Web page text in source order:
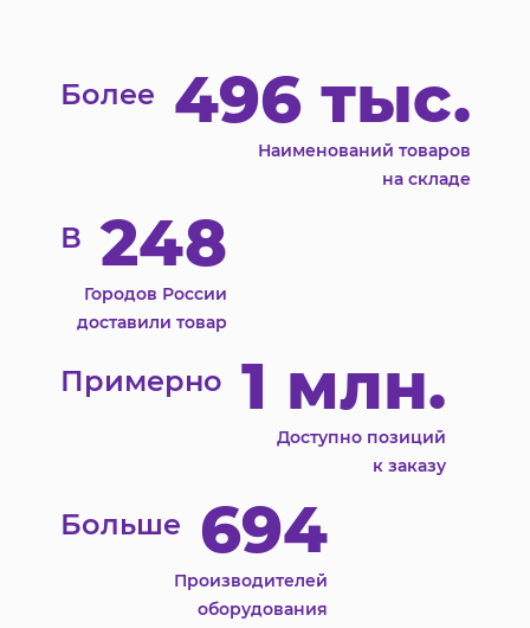
Более 496 тыс.
Наименований товаров
на складе
В 248
Городов России
доставили товар
Примерно 1 млн.
Доступно позиций
к заказу
Больше 694
Производителей
оборудования